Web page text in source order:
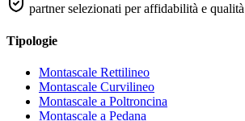
partner selezionati per affidabilità e qualità
Tipologie
Montascale Rettilineo
Montascale Curvilineo
Montascale a Poltroncina
Montascale a Pedana